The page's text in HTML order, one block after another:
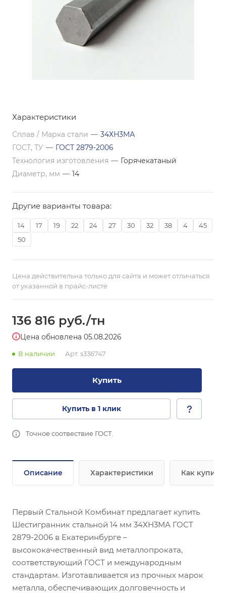
Характеристики
Сплав / Марка стали — 34ХН3МА
ГОСТ, ТУ — ГОСТ 2879-2006
Технология изготовления — Горячекатаный
Диаметр, мм — 14
Другие варианты товара:
14 17 19 22 24 27 30 32 38 4
45
50
Цена действительна только для сайта и может отличаться
от указанной в прайс-листе
136 816 руб./тн
Цена обновлена 05.08.2026
В наличии Арт. s336747
Купить
Купить в 1 клик
Точное соотвествие ГОСТ.
Описание Характеристики Как купить
Первый Стальной Комбинат предлагает купить
Шестигранник стальной 14 мм 34ХН3МА ГОСТ
2879-2006 в Екатеринбурге –
высококачественный вид металлопроката,
соответствующий ГОСТ и международным
стандартам. Изготавливается из прочных марок
металла, обеспечивающих долговечность и